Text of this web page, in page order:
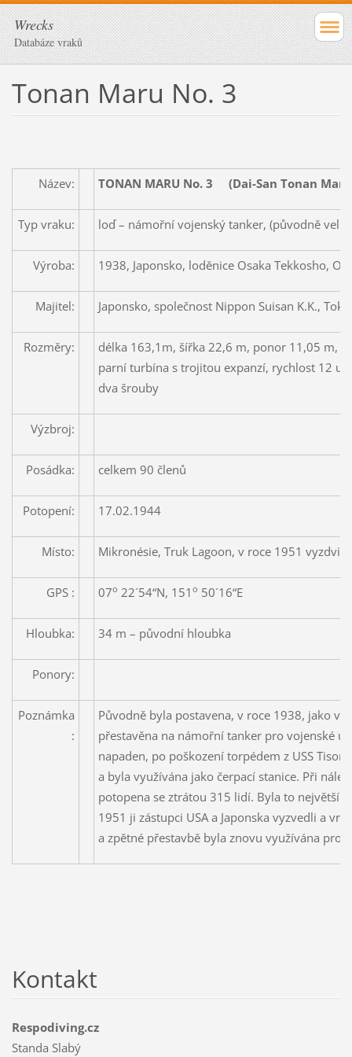
Wrecks
Databáze vraků
Tonan Maru No. 3
Název: TONAN MARU No. 3 (Dai-San Tonan
Typ vraku: loď – námořní vojenský tanker, (původně
Výroba: 1938, Japonsko, loděnice Osaka Tekkosho,
Majitel: Japonsko, společnost Nippon Suisan K.K.,
Rozměry:
délka 163,1m, šířka 22,6 m, ponor 11,05 m,
parní turbína s trojitou expanzí, rychlost 12
dva šrouby
Výzbroj:
Posádka: celkem 90 členů
Potopení: 17.02.1944
Místo: Mikronésie, Truk Lagoon, v roce 1951
GPS : 07o 22´54“N, 151 o 50´16“E
Hloubka: 34 m – původní hloubka
Ponory:
Poznámka
:
Původně byla postavena, v roce 1938, jako
přestavěna na námořní tanker pro vojenské
napaden, po poškození torpédem z USS
a byla využívána jako čerpací stanice. Při
potopena se ztrátou 315 lidí. Byla to největší
1951 ji zástupci USA a Japonska vyzvedli a
a zpětné přestavbě byla znovu využívána pro
Kontakt
Respodiving.cz
Standa Slabý